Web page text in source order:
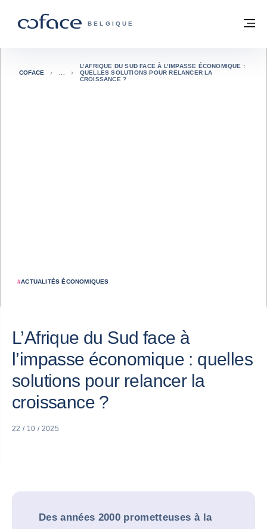
COFACE, FOR TRADE - PAGE
BELGIQUE
Retour à la page d'accueil
#ACTUALITÉS ÉCONOMIQUES
COFACE
L’AFRIQUE DU SUD FACE À L’IMPASSE ÉCONOMIQUE :
QUELLES SOLUTIONS POUR RELANCER LA
CROISSANCE ?
L’Afrique du Sud face à
l’impasse économique : quelles
solutions pour relancer la
croissance ?
22 / 10 / 2025
Des années 2000 prometteuses à la